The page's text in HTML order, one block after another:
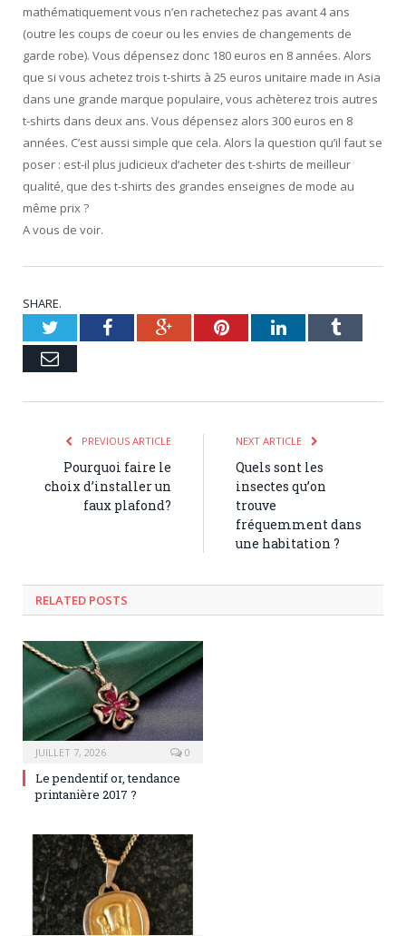
mathématiquement vous n’en rachetechez pas avant 4 ans
(outre les coups de coeur ou les envies de changements de
garde robe). Vous dépensez donc 180 euros en 8 années. Alors
que si vous achetez trois t-shirts à 25 euros unitaire made in Asia
dans une grande marque populaire, vous achèterez trois autres
t-shirts dans deux ans. Vous dépensez alors 300 euros en 8
années. C’est aussi simple que cela. Alors la question qu’il faut se
poser : est-il plus judicieux d’acheter des t-shirts de meilleur
qualité, que des t-shirts des grandes enseignes de mode au
même prix ?
A vous de voir.
SHARE.
TwitterFacebookGoogle+PinterestLinkedInTumblr
Email
PREVIOUS ARTICLE
Pourquoi faire le
choix d’installer un
faux plafond?
NEXT ARTICLE
Quels sont les
insectes qu’on
trouve
fréquemment dans
une habitation ?
RELATED POSTS
JUILLET 7, 2026 0
Le pendentif or, tendance
printanière 2017 ?